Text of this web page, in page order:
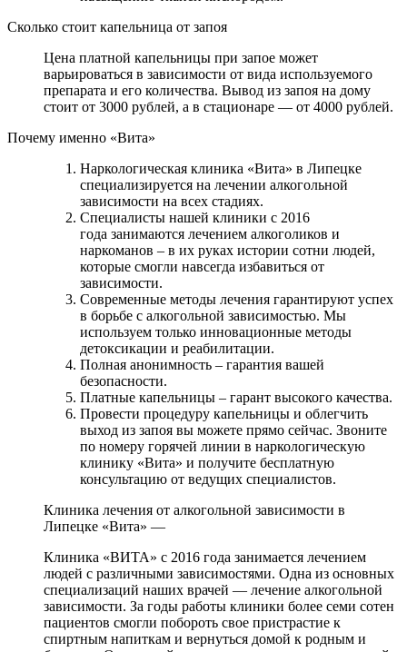
Сколько стоит капельница от запоя
Цена платной капельницы при запое может
варьироваться в зависимости от вида используемого
препарата и его количества. Вывод из запоя на дому
стоит от 3000 рублей, а в стационаре — от 4000 рублей.
Почему именно «Вита»
Наркологическая клиника «Вита» в Липецке
специализируется на лечении алкогольной
зависимости на всех стадиях.
Специалисты нашей клиники с 2016
года занимаются лечением алкоголиков и
наркоманов – в их руках истории сотни людей,
которые смогли навсегда избавиться от
зависимости.
Современные методы лечения гарантируют успех
в борьбе с алкогольной зависимостью. Мы
используем только инновационные методы
детоксикации и реабилитации.
Полная анонимность – гарантия вашей
безопасности.
Платные капельницы – гарант высокого качества.
Провести процедуру капельницы и облегчить
выход из запоя вы можете прямо сейчас. Звоните
по номеру горячей линии в наркологическую
клинику «Вита» и получите бесплатную
консультацию от ведущих специалистов.
Клиника лечения от алкогольной зависимости в
Липецке «Вита» —
Клиника «ВИТА» с 2016 года занимается лечением
людей с различными зависимостями. Одна из основных
специализаций наших врачей — лечение алкогольной
зависимости. За годы работы клиники более семи сотен
пациентов смогли побороть свое пристрастие к
спиртным напиткам и вернуться домой к родным и